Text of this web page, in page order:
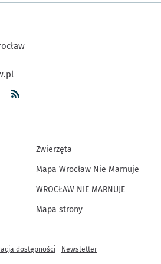
Zwierzęta
Mapa Wrocław Nie Marnuje
WROCŁAW NIE MARNUJE
Mapa strony
dostępności Newsletter